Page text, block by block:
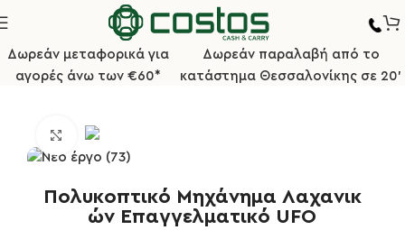
Δωρεάν μεταφορικά για
αγορές άνω των €60*
Δωρεάν παραλαβή από το
κατάστημα Θεσσαλονίκης σε 20'
Αρχική σελίδα Κουζίνα Μηχανήματα Χειροκίνητα
Κλικ για μεγέθυνση
Πολυκοπτικό Μηχάνημα Λαχανικ
ών Επαγγελματικό UFO